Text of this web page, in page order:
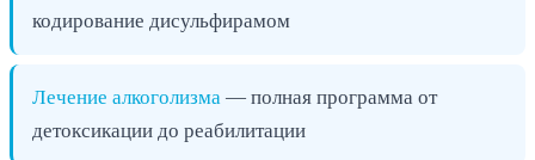
кодирование дисульфирамом
Лечение алкоголизма — полная программа от
детоксикации до реабилитации